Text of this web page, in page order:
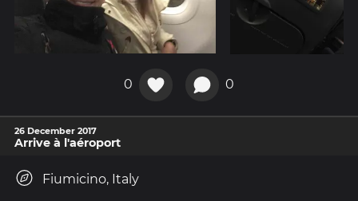
0 0
26 December 2017
Arrive à l'aéroport
Fiumicino, Italy